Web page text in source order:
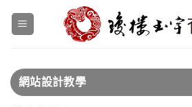
網站設計教學